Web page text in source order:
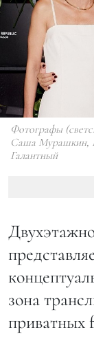
Фотографы
Саша Мурашкин,
Галантный
зона
приватных